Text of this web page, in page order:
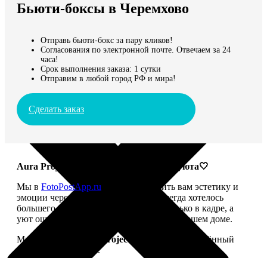
Мы доставляем по всему миру
Бьюти-боксы в Черемхово
Отправь бьюти-бокс за пару кликов!
Согласования по электронной почте. Отвечаем за 24
часа!
Срок выполнения заказа: 1 сутки
Отправим в любой город РФ и мира!
Сделать заказ
Aura Project: твой ритуал красоты и уюта🤍
Мы в FotoPostApp.ru привыкли дарить вам эстетику и
эмоции через фотографии. Но нам всегда хотелось
большего — чтобы красота жила не только в кадре, а
уют ощущался не только в ленте, но и в вашем доме.
Мы запускаем
Aura Project
— проект, посвящённый
осознанной красоте.